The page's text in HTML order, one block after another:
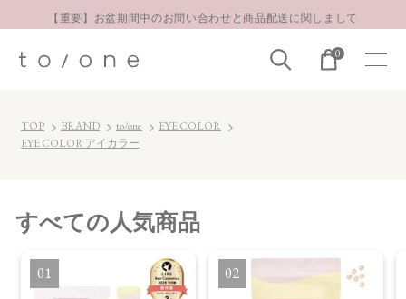
【重要】お盆期間中のお問い合わせと商品配送に関しまして
LINE お友達登録 500円OFFクーポンプレゼント
0
TOP BRAND to/one
EYE COLOR
EYE COLOR アイカラー
すべての人気商品
1 2